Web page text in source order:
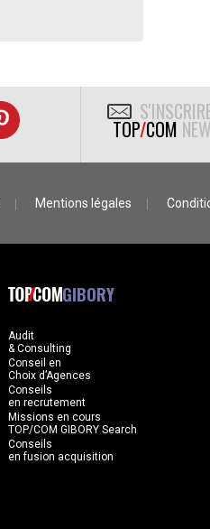
TOP/COM
Mentions légales
GIBORY
Audit
& Consulting
Conseil en
Choix d’Agences
Conseils
en recrutement
Missions en cours
TOP/COM GIBORY Search
Conseils
en fusion acquisition